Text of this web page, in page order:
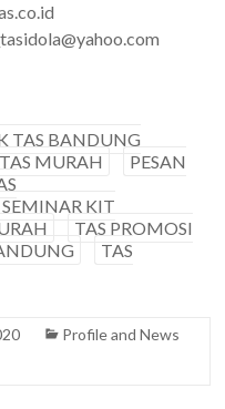
TAS BANDUNG
MURAH
PESAN
SEMINAR KIT
TAS PROMOSI
TAS
Profile and News